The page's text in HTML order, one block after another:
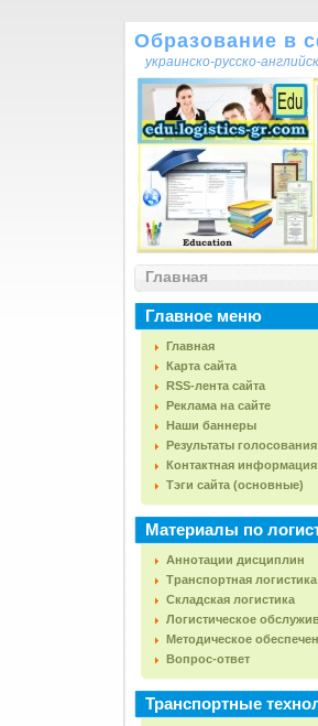
Образование в
украинско-русско-
Главная
Главное меню
Главная
Карта сайта
RSS-лента сайта
Реклама на сайте
Наши баннеры
Результаты голосования
Контактная информация
Тэги сайта (основные)
Материалы по
Аннотации дисциплин
Транспортная логистика
Складская логистика
Логистическое
Методическое
Вопрос-ответ
Транспортные